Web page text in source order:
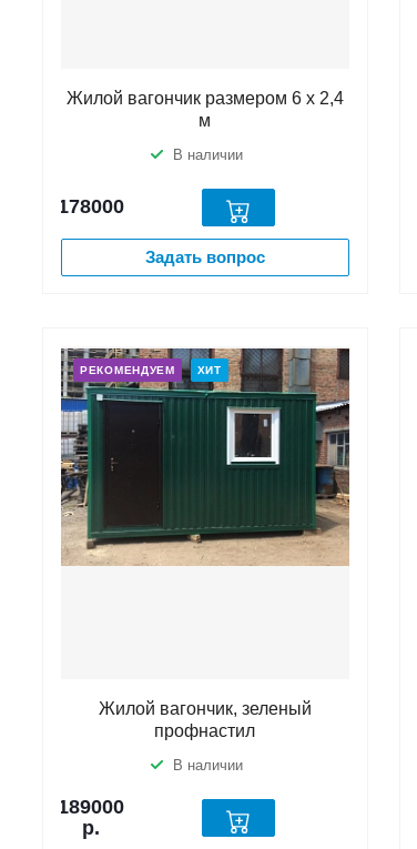
Жилой вагончик размером 6 х 2,4
м
В наличии
178000
Задать вопрос
РЕКОМЕНДУЕМ ХИТ
Жилой вагончик, зеленый
профнастил
В наличии
189000
р.